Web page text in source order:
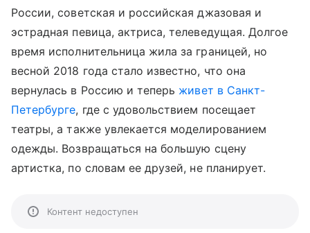
России, советская и российская джазовая и
эстрадная певица, актриса, телеведущая. Долгое
время исполнительница жила за границей, но
весной 2018 года стало известно, что она
вернулась в Россию и теперь живет в Санкт-
Петербурге, где с удовольствием посещает
театры, а также увлекается моделированием
одежды. Возвращаться на большую сцену
артистка, по словам ее друзей, не планирует.
Контент недоступен